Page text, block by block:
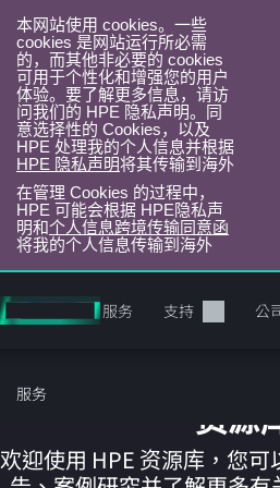
本网站使用 cookies。一些
cookies 是网站运行所必需
的，而其他非必要的 cookies
可用于个性化和增强您的用户
体验。要了解更多信息，请访
问我们的 HPE 隐私声明。同
意选择性的 Cookies，以及
HPE 处理我的个人信息并根据
HPE 隐私声明将其传输到海外
在管理 Cookies 的过程中，
HPE 可能会根据 HPE隐私声
明和个人信息跨境传输同意函
将我的个人信息传输到海外
转
到
目
录
服务 支持 公
服务 资源
欢迎使用 HPE 资源库，您